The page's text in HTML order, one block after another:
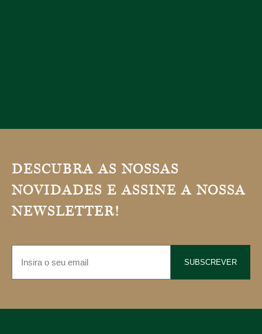
DESCUBRA AS NOSSAS
NOVIDADES E ASSINE A NOSSA
NEWSLETTER!
SUBSCREVER